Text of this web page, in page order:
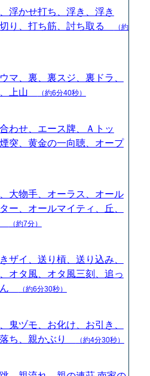
浮かせ打ち、浮き、浮き
り、打ち筋、討ち取る
（約
マ、裏、裏スジ、裏ドラ、
、上山
（約6分40秒）
わせ、エース牌、Ａトッ
突、黄金の一向聴、オープ
大物手、オーラス、オール
ー、オールマイティ、丘、
（約7分）
ザイ、送り槓、送り込み、
オタ風、オタ風三刻、追っ
ん
（約6分30秒）
鬼ヅモ、お化け、お引き、
ち、親かぶり
（約4分30秒）